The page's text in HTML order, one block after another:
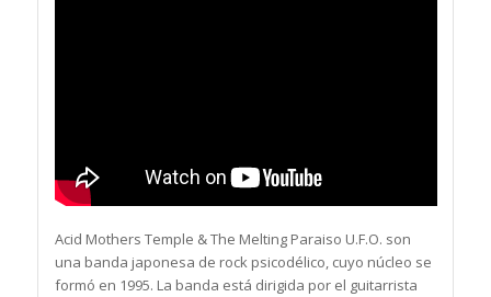
Acid Mothers Temple & The Melting Paraiso U.F.O. son
una banda japonesa de rock psicodélico, cuyo núcleo se
formó en 1995. La banda está dirigida por el guitarrista